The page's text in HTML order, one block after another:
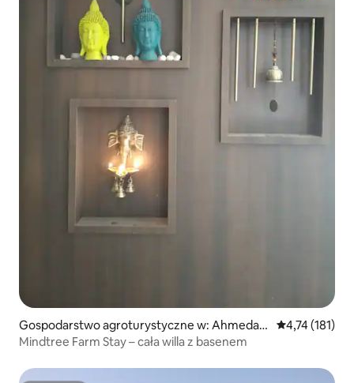
Gospodarstwo agroturystyczne w: Ahmedab
ad
Średnia
4,74 (181)
Mindtree Farm Stay – cała willa z basenem